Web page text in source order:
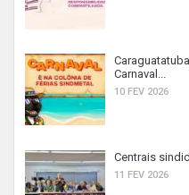
Carnaval...
10 FEV 2026
Centrais
11 FEV 2026